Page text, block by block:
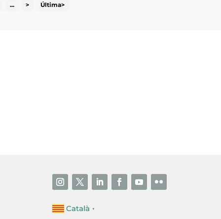
... > Última>
Català ▼